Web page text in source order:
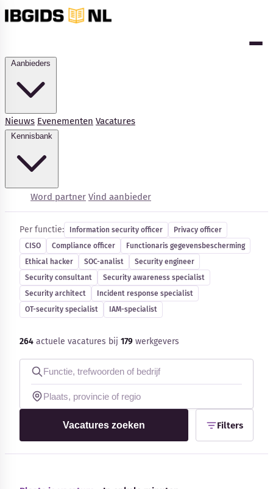
Nieuws Evenementen Vacatures
Word partner Vind aanbieder
Kennisbank
Blog
Bedrijfsupdates
Externe bronnen
Cybersecurity-vacatures
Per functie: Information security officer
Privacy officer
CISO
Compliance officer
Functionaris gegevensbescherming
Ethical hacker
SOC-analist
Security engineer
Security consultant
Security awareness specialist
Security architect
Incident response specialist
OT-security specialist
IAM-specialist
264 actuele vacatures bij 179 werkgevers
Vacatures zoeken Filters